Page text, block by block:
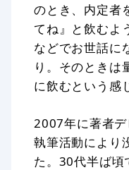
のとき、内定者
てね』と飲むよ
などでお世話に
り。そのときは
に飲むという感
2007年に著者
執筆活動により
た。30代半ば頃